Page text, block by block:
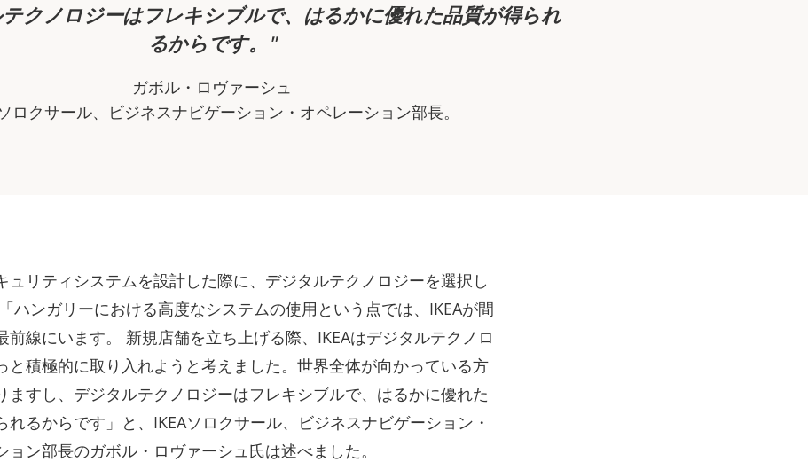
クノロジーはフレキシブルで、はるかに優れた品質が得られ
るからです。
ガボル・ロヴァーシュ
ロクサール、ビジネスナビゲーション・オペレーション部長。
ュリティシステムを設計した際に、デジタルテクノロジーを選択し
ハンガリーにおける高度なシステムの使用という点では、IKEAが間
前線にいます。 新規店舗を立ち上げる際、IKEAはデジタルテクノロ
と積極的に取り入れようと考えました。世界全体が向かっている方
ますし、デジタルテクノロジーはフレキシブルで、はるかに優れた
れるからです」と、IKEAソロクサール、ビジネスナビゲーション・
ョン部長のガボル・ロヴァーシュ氏は述べました。